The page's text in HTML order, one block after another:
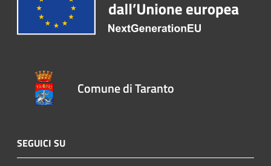
Comune di Taranto
SEGUICI SU